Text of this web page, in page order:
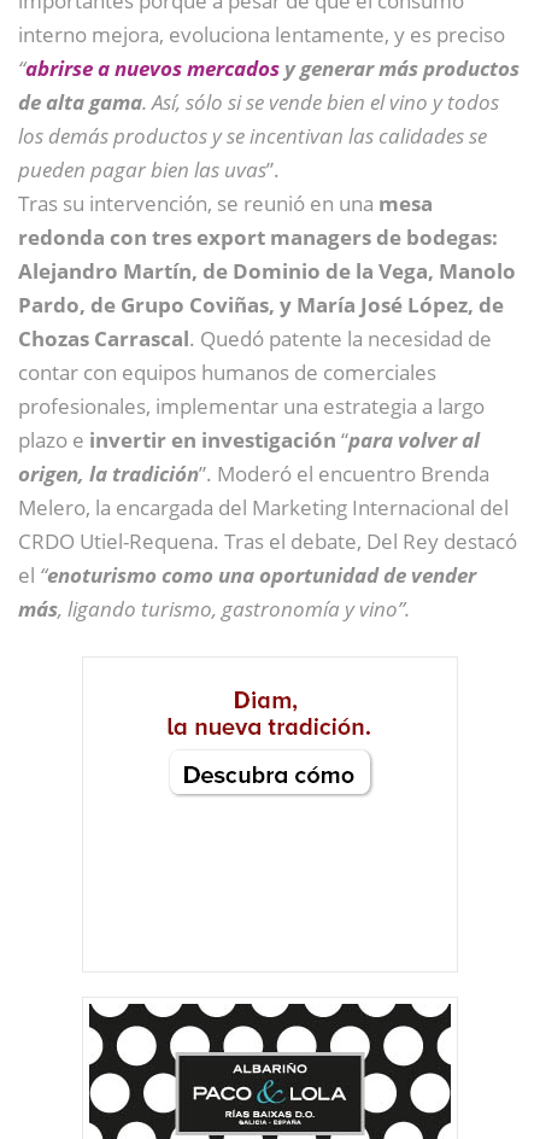
interno mejora, evoluciona lentamente, y es preciso
“abrirse a nuevos mercados y generar más productos
de alta gama. Así, sólo si se vende bien el vino y todos
los demás productos y se incentivan las calidades se
pueden pagar bien las uvas”.
Tras su intervención, se reunió en una mesa
redonda con tres export managers de bodegas:
Alejandro Martín, de Dominio de la Vega, Manolo
Pardo, de Grupo Coviñas, y María José López, de
Chozas Carrascal. Quedó patente la necesidad de
contar con equipos humanos de comerciales
profesionales, implementar una estrategia a largo
plazo e invertir en investigación “para volver al
origen, la tradición”. Moderó el encuentro Brenda
Melero, la encargada del Marketing Internacional del
CRDO Utiel-Requena. Tras el debate, Del Rey destacó
el “enoturismo como una oportunidad de vender
más, ligando turismo, gastronomía y vino”.